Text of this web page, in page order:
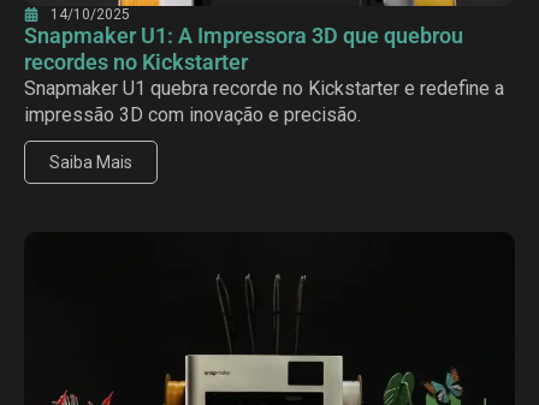
14/10/2025
Snapmaker U1: A Impressora 3D que quebrou
recordes no Kickstarter
Snapmaker U1 quebra recorde no Kickstarter e redefine a
impressão 3D com inovação e precisão.
Saiba Mais